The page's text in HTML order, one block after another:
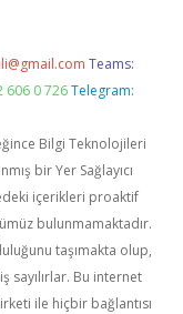
Teams:
606 0 726 Telegram:
Bilgi Teknolojileri
bir Yer Sağlayıcı
içerikleri proaktif
bulunmamaktadır.
taşımakta olup,
sayılırlar. Bu internet
ile hiçbir bağlantısı